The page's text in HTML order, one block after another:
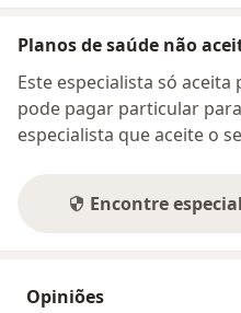
Planos de saúde não
Este especialista só
pode pagar particular
especialista que aceite o
Encontre
Opiniões